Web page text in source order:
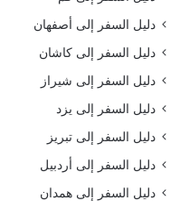
دليل السفر إلى أصفهان
دليل السفر إلى كاشان
دليل السفر إلى شيراز
دليل السفر إلى يزد
دليل السفر إلى تبريز
دليل السفر إلى أردبيل
دليل السفر إلى همدان